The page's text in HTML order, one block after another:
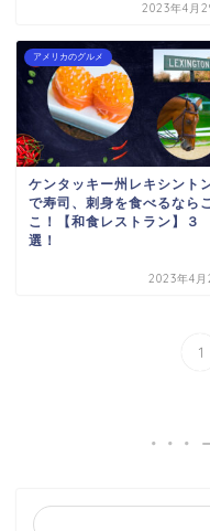
2023年4月
アメリカのグルメ
ケンタッキー州レキシント
で寿司、刺身を食べるなら
こ！【和食レストラン】３
選！
2023年4月
1